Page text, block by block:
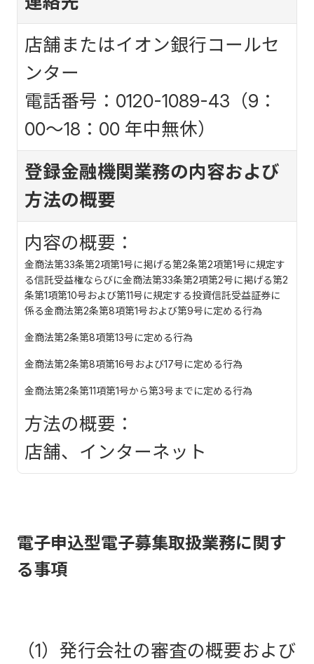
店舗またはイオン銀行コールセ
ンター
電話番号：0120-1089-43（9：
00～18：00 年中無休）
登録金融機関業務の内容および
方法の概要
内容の概要：
金商法第33条第2項第1号に掲げる第2条第2項第1号に規定す
る信託受益権ならびに金商法第33条第2項第2号に掲げる第2
条第1項第10号および第11号に規定する投資信託受益証券に
係る金商法第2条第8項第1号および第9号に定める行為
金商法第2条第8項第13号に定める行為
金商法第2条第8項第16号および17号に定める行為
金商法第2条第11項第1号から第3号までに定める行為
方法の概要：
店舗、インターネット
電子申込型電子募集取扱業務に関す
る事項
（1）発行会社の審査の概要および